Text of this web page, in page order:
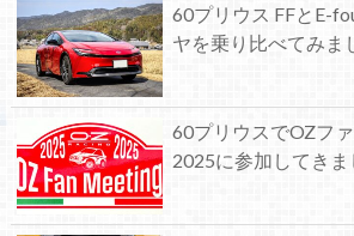
60プリウス FFとE-
ヤを乗り比べてみま
60プリウスでOZフ
2025に参加してきま